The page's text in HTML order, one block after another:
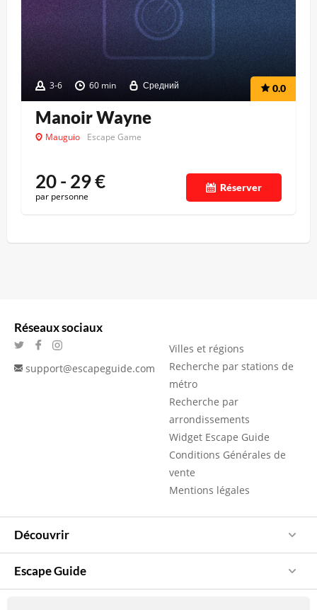
3-6 60 min Средний 0.0
Manoir Wayne
Mauguio Escape Game
20 - 29€
par personne
Réserver
Réseaux sociaux
support@escapeguide.com
Villes et régions
Recherche par stations de
métro
Recherche par
arrondissements
Widget Escape Guide
Conditions Générales de
vente
Mentions légales
Découvrir
Escape Guide